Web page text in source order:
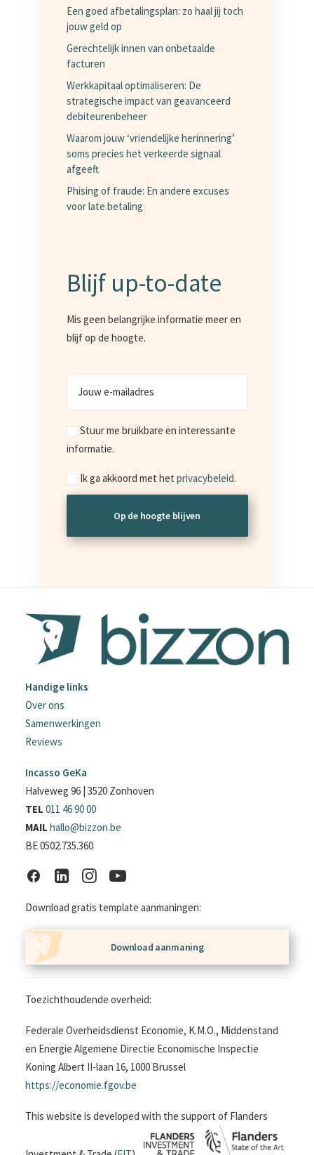
Een goed afbetalingsplan: zo haal jij toch
jouw geld op
Gerechtelijk innen van onbetaalde
facturen
Werkkapitaal optimaliseren: De
strategische impact van geavanceerd
debiteurenbeheer
Waarom jouw ‘vriendelijke herinnering’
soms precies het verkeerde signaal
afgeeft
Phising of fraude: En andere excuses
voor late betaling
Blijf up-to-date
Mis geen belangrijke informatie meer en
blijf op de hoogte.
Marketing
Stuur me bruikbare en interessante
informatie.
Consent
Ik ga akkoord met het privacybeleid.
Handige links
Over ons
Samenwerkingen
Reviews
Incasso GeKa
Halveweg 96 | 3520 Zonhoven
TEL 011 46 90 00
MAIL hallo@bizzon.be
BE 0502.735.360
Download gratis template aanmaningen:
Download aanmaning
Toezichthoudende overheid:
Federale Overheidsdienst Economie, K.M.O., Middenstand
en Energie Algemene Directie Economische Inspectie
Koning Albert II-laan 16, 1000 Brussel
https://economie.fgov.be
This website is developed with the support of Flanders